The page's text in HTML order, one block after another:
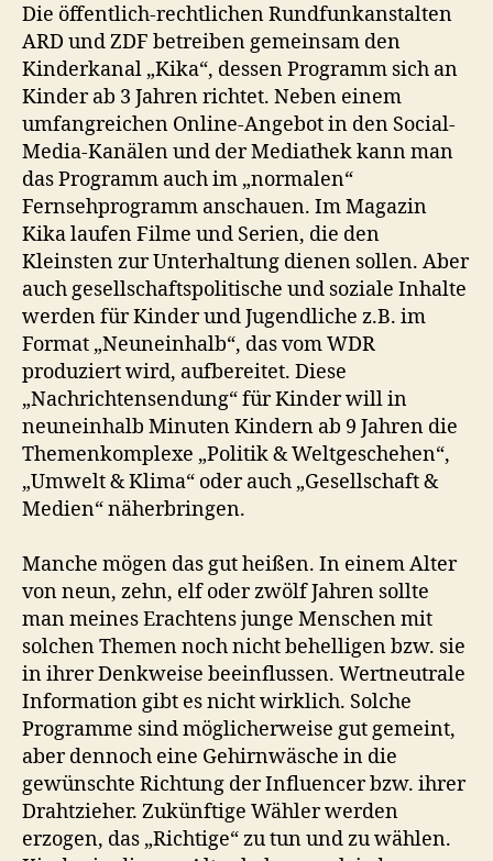
Die öffentlich-rechtlichen Rundfunkanstalten
ARD und ZDF betreiben gemeinsam den
Kinderkanal „Kika“, dessen Programm sich an
Kinder ab 3 Jahren richtet. Neben einem
umfangreichen Online-Angebot in den Social-
Media-Kanälen und der Mediathek kann man
das Programm auch im „normalen“
Fernsehprogramm anschauen. Im Magazin
Kika laufen Filme und Serien, die den
Kleinsten zur Unterhaltung dienen sollen. Aber
auch gesellschaftspolitische und soziale Inhalte
werden für Kinder und Jugendliche z.B. im
Format „Neuneinhalb“, das vom WDR
produziert wird, aufbereitet. Diese
„Nachrichtensendung“ für Kinder will in
neuneinhalb Minuten Kindern ab 9 Jahren die
Themenkomplexe „Politik & Weltgeschehen“,
„Umwelt & Klima“ oder auch „Gesellschaft &
Medien“ näherbringen.
Manche mögen das gut heißen. In einem Alter
von neun, zehn, elf oder zwölf Jahren sollte
man meines Erachtens junge Menschen mit
solchen Themen noch nicht behelligen bzw. sie
in ihrer Denkweise beeinflussen. Wertneutrale
Information gibt es nicht wirklich. Solche
Programme sind möglicherweise gut gemeint,
aber dennoch eine Gehirnwäsche in die
gewünschte Richtung der Influencer bzw. ihrer
Drahtzieher. Zukünftige Wähler werden
erzogen, das „Richtige“ zu tun und zu wählen.